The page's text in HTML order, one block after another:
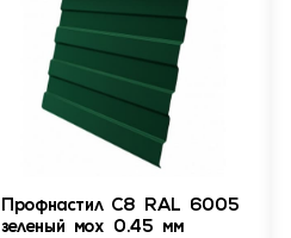
Профнастил С8 RAL 6005
зеленый мох 0.45 мм